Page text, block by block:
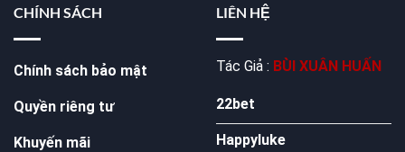
CHÍNH SÁCH
Chính sách bảo mật
Quyền riêng tư
Khuyến mãi
LIÊN HỆ
Tác Giả : BÙI XUÂN HUẤN
22bet
Happyluke